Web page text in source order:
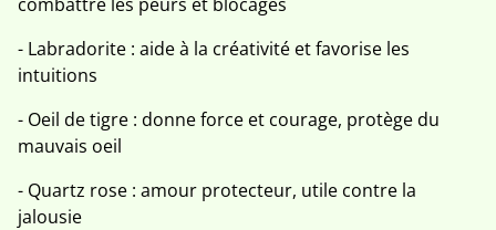
- Labradorite : aide à la créativité et favorise les
intuitions
- Oeil de tigre : donne force et courage, protège du
mauvais oeil
- Quartz rose : amour protecteur, utile contre la
jalousie